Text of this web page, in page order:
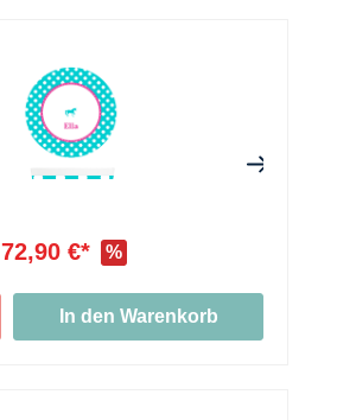
72,90 €* %
In den Warenkorb